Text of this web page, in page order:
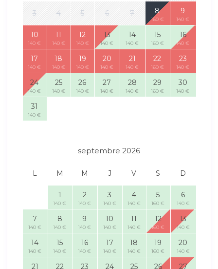
3 4 5 6 7 8
160 €
9
140 €
10
140 €
11
140 €
12
140 €
13
140 €
14
140 €
15
160 €
16
140 €
17
140 €
18
140 €
19
140 €
20
140 €
21
140 €
22
160 €
23
140 €
24
140 €
25
140 €
26
140 €
27
140 €
28
140 €
29
160 €
30
140 €
31
140 €
septembre 2026
L M M J V S D
1
140 €
2
140 €
3
140 €
4
140 €
5
160 €
6
140 €
7
140 €
8
140 €
9
140 €
10
140 €
11
140 €
12
160 €
13
140 €
14
140 €
15
140 €
16
140 €
17
140 €
18
140 €
19
160 €
20
140 €
21 22 23 24 25 26 27